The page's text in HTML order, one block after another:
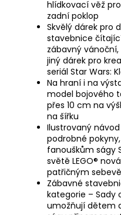
hlídkovací věž
zadní poklop
Skvělý dárek pro
stavebnice
zábavný
jiný dárek pro
seriál Star Wars:
Na hraní i na
model bojového
přes 10 cm na
na šířku
Ilustrovaný
podrobné
fanouškům ságy
světě LEGO®
patřičným
Zábavné
kategorie – Sady
umožňují dětem